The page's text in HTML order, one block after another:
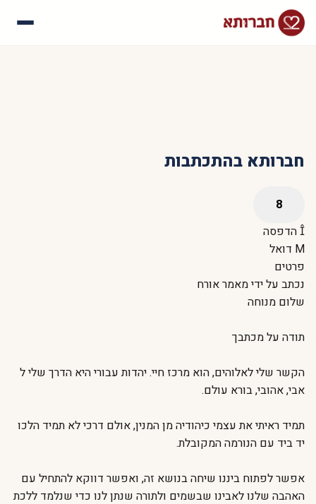
חברותא בהתכתבות
הדפסה
דואל
פרטים
נכתב על ידימאמר אורח
שלום מנוחה
תודה על מכתבך
הקשר שלי לאלוהים, הוא מרכז חיי. יהדות עבורי היא הדרך שלי ל
אבי, אהובי, בורא עולם.
תמיד ראיתי את עצמי כיהודיה מן המנין, אולם דרכי לא תמיד הלכו
יד ביד עם הנורמה המקובלת.
אפשר לפתוח ביננו שיחה בנושא זה, ואפשר דווקא להתחיל עם
האהבה שלנו לאבינו שבשמים ולתורה שנתן לנו כדי שנלמד ללכת